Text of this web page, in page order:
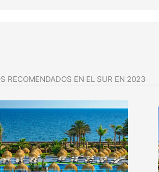
RECOMENDADOS EN EL SUR EN 2023